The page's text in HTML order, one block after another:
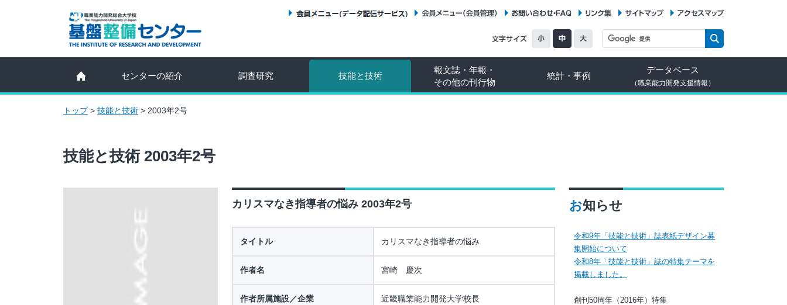
センターの紹介 調査研究 技能と技術
報文誌・年報・
その他の刊行物
統計・事例
データベース
（職業能力開発支援情報）
トップ> 技能と技術 > 2003年2号
技能と技術 2003年2号
カリスマなき指導者の悩み 2003年2号
タイトル カリスマなき指導者の悩み
作者名 宮崎 慶次
作者所属施設／企業 近畿職業能力開発大学校長
お知らせ
令和9年「技能と技術」誌表紙デザイン募
集開始について
令和8年「技能と技術」誌の特集テーマを
掲載しました。
創刊50周年（2016年）特集